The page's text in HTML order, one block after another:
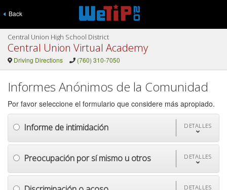
Back
Central Union High School District
Central Union Virtual Academy
Driving Directions (760) 310-7050
Informes Anónimos de la Comunidad
Por favor seleccione el formulario que considere más apropiado.
Informe de intimidación DETALLES
Preocupación por sí mismo u otros DETALLES
DETALLES